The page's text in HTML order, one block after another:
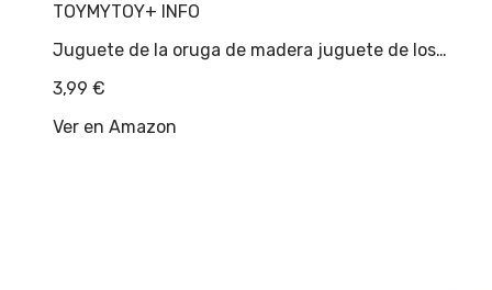
TOYMYTOY+ INFO
Juguete de la oruga de madera juguete de los…
3,99 €
Ver en Amazon